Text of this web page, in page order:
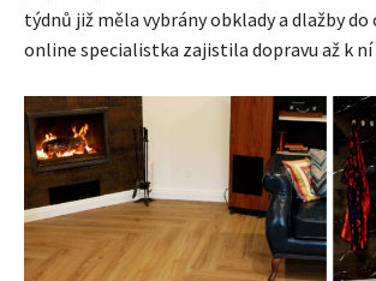
týdnů již měla vybrány obklady a dlažby do
online specialistka zajistila dopravu až k ní